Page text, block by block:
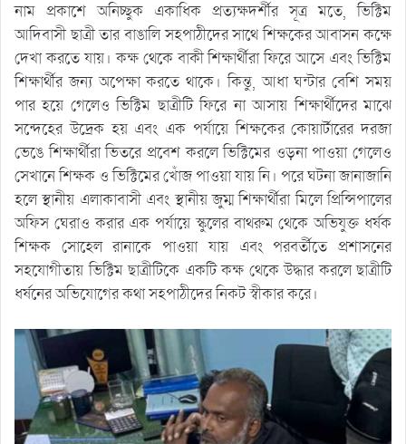
নাম প্রকাশে অনিচ্ছুক একাধিক প্রত্যক্ষদর্শীর সূত্র মতে, ভিক্টিম
আদিবাসী ছাত্রী তার বাঙালি সহপাঠীদের সাথে শিক্ষকের আবাসন কক্ষে
দেখা করতে যায়। কক্ষ থেকে বাকী শিক্ষার্থীরা ফিরে আসে এবং ভিক্টিম
শিক্ষার্থীর জন্য অপেক্ষা করতে থাকে। কিন্তু, আধা ঘন্টার বেশি সময়
পার হয়ে গেলেও ভিক্টিম ছাত্রীটি ফিরে না আসায় শিক্ষার্থীদের মাঝে
সন্দেহের উদ্রেক হয় এবং এক পর্যায়ে শিক্ষকের কোয়ার্টারের দরজা
ভেঙে শিক্ষার্থীরা ভিতরে প্রবেশ করলে ভিক্টিমের ওড়না পাওয়া গেলেও
সেখানে শিক্ষক ও ভিক্টিমের খোঁজ পাওয়া যায় নি। পরে ঘটনা জানাজানি
হলে স্থানীয় এলাকাবাসী এবং স্থানীয় জুম্ম শিক্ষার্থীরা মিলে প্রিন্সিপালের
অফিস ঘেরাও করার এক পর্যায়ে স্কুলের বাথরুম থেকে অভিযুক্ত ধর্ষক
শিক্ষক সোহেল রানাকে পাওয়া যায় এবং পরবর্তীতে প্রশাসনের
সহযোগীতায় ভিক্টিম ছাত্রীটিকে একটি কক্ষ থেকে উদ্ধার করলে ছাত্রীটি
ধর্ষনের অভিযোগের কথা সহপাঠীদের নিকট স্বীকার করে।